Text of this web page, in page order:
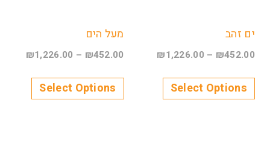
ים זהב
₪452.00
–
₪1,226.00
Select Options
מעל הים
₪452.00
–
₪1,226.00
Select Options